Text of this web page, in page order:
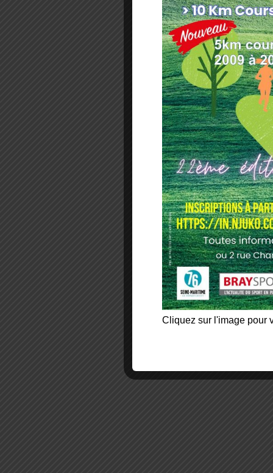
Cliquez sur l'image pour